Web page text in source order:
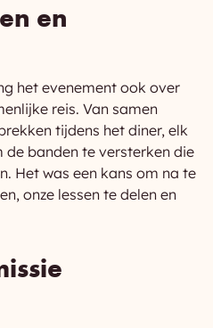
en
het evenement ook over
reis. Van samen
tijdens het diner, elk
de banden te versterken die
Het was een kans om na te
onze lessen te delen en